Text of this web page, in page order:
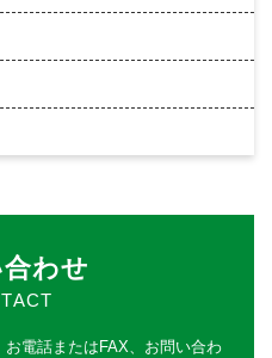
わせ
お電話またはFAX、お問い合わ